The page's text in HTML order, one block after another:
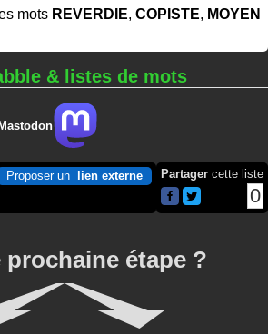
mots REVERDIE, COPISTE, MOYEN
& listes de mots
Mastodon
Proposer un lien externe Partager cette liste
0
prochaine étape ?